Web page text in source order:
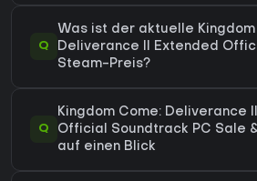
Q
Was ist der aktuelle Kingdom
Deliverance II Extended
Steam-Preis?
Q
Kingdom Come: Deliverance
Official Soundtrack PC Sale
auf einen Blick